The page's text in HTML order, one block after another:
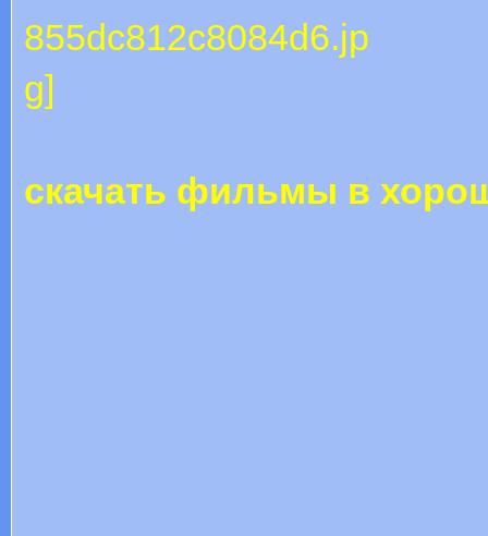
скачать фильмы в